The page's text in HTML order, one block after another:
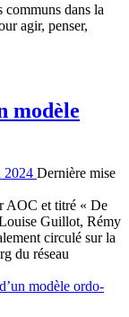
communs dans la
agir, penser,
modèle
2024 Dernière mise
AOC et titré « De
Guillot, Rémy
circulé sur la
du réseau
modèle ordo-